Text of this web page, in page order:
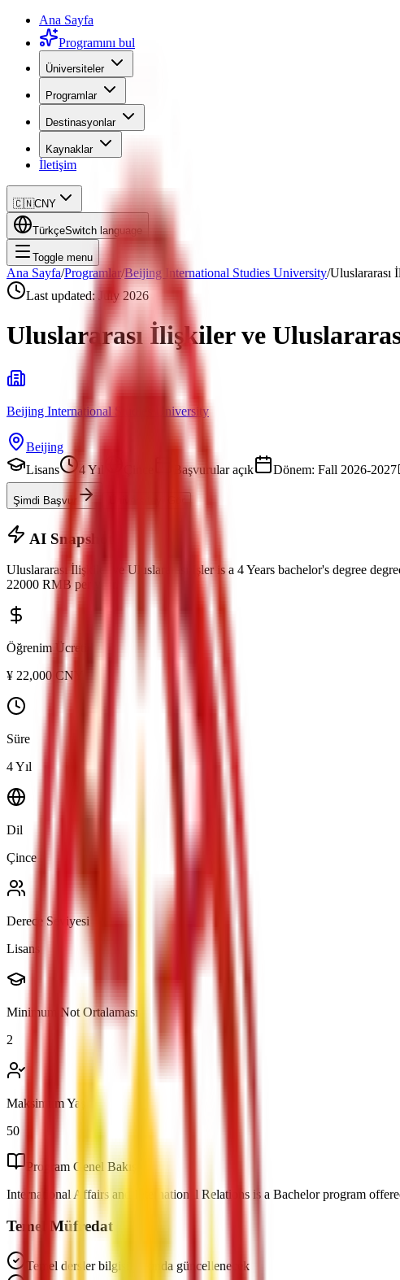
Ana Sayfa
Programını bul
Üniversiteler
Programlar
Destinasyonlar
Kaynaklar
İletişim
🇨🇳CNY
TürkçeSwitch language
Toggle menu
Ana Sayfa/Programlar/Beijing International Studies University/Uluslararası
Last updated: July 2026
Uluslararası İlişkiler ve
Beijing International Studies University
Beijing
Lisans
4 Yıl Başvurular açık Dönem: Fall 2026-2027
Şimdi Başvur
AI Snapshot
Uluslararası İlişkiler ve Uluslararası İşler is a 4 Years bachelor's degree
22000 RMBper year.
Öğrenim Ücreti
¥ 22,000 CNY
Süre
4 Yıl
Dil
Çince
Derece Seviyesi
Lisans
Minimum Not Ortalaması
2
Maksimum Yaş
50
Program Genel Bakış
International Affairs and International Relations is a Bachelor program
Temel Müfredat
Temel dersler bilgisi yakında güncellenecek